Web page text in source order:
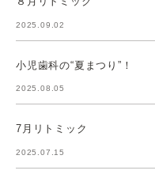
2025.09.02
小児歯科の“夏まつり”！
2025.08.05
7月リトミック
2025.07.15